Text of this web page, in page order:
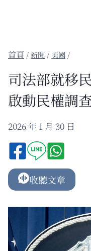
/新聞 / 美國 /
司法部就移
啟動民權調查
2026 年 1 月 30 日
收聽文章